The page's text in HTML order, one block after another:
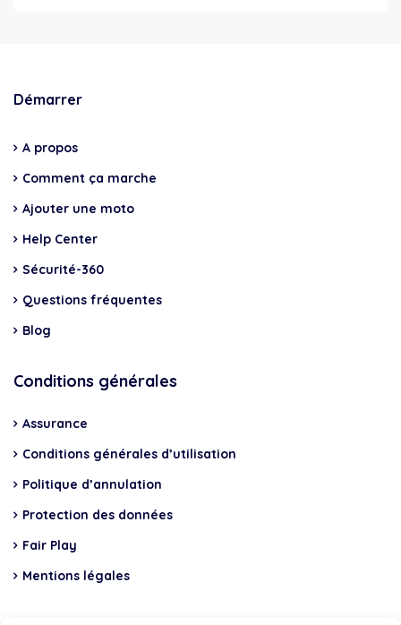
Démarrer
A propos
Comment ça marche
Ajouter une moto
Help Center
Sécurité-360
Questions fréquentes
Blog
Conditions générales
Assurance
Conditions générales d’utilisation
Politique d’annulation
Protection des données
Fair Play
Mentions légales